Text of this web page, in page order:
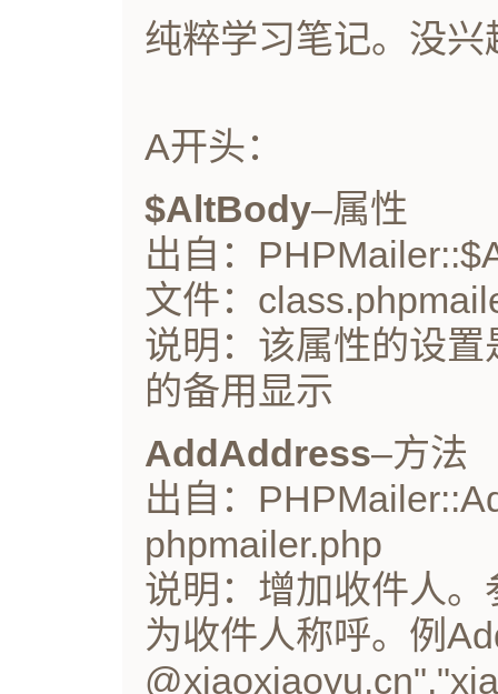
纯粹学习笔记。没
A开头：
$AltBody–属性
出自：
文件：
说明：该属性的设
的备用显示
AddAddress–方法
出自：
phpmailer.php
说明：增加收件人
为收件人称呼。例